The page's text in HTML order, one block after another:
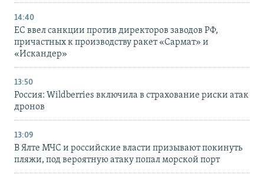
14:40
ЕС ввел санкции против директоров заводов РФ,
причастных к производству ракет «Сармат» и
«Искандер»
13:50
Россия: Wildberries включила в страхование риски атак
дронов
13:09
В Ялте МЧС и российские власти призывают покинуть
пляжи, под вероятную атаку попал морской порт